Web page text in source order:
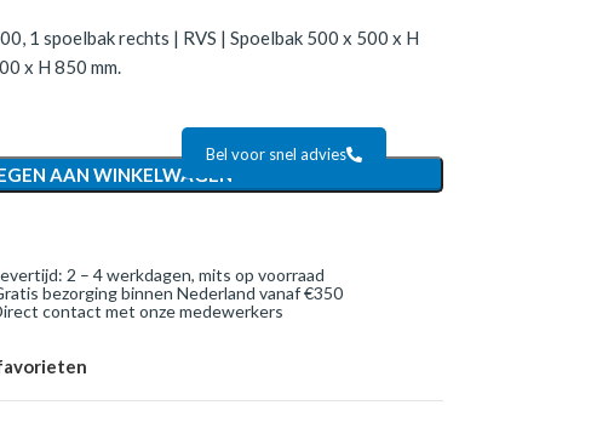
1 spoelbak rechts | RVS | Spoelbak 500 x 500 x H
x H 850 mm.
AAN WINKELWAGEN
Bel voor snel advies
2 – 4 werkdagen, mits op voorraad
bezorging binnen Nederland vanaf €350
contact met onze medewerkers